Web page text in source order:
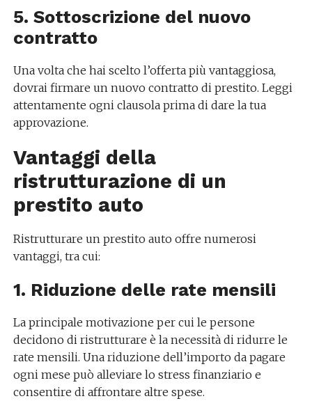
5. Sottoscrizione del nuovo
contratto
Una volta che hai scelto l’offerta più vantaggiosa,
dovrai firmare un nuovo contratto di prestito. Leggi
attentamente ogni clausola prima di dare la tua
approvazione.
Vantaggi della
ristrutturazione di un
prestito auto
Ristrutturare un prestito auto offre numerosi
vantaggi, tra cui:
1. Riduzione delle rate mensili
La principale motivazione per cui le persone
decidono di ristrutturare è la necessità di ridurre le
rate mensili. Una riduzione dell’importo da pagare
ogni mese può alleviare lo stress finanziario e
consentire di affrontare altre spese.